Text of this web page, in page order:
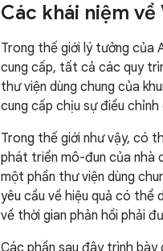
Các khái niệm về
Trong thế giới lý tưởng của
cung cấp, tất cả các quy
thư viện dùng chung của
cung cấp chịu sự điều
Trong thế giới như vậy, có
phát triển mô-đun của nhà
một phần thư viện dùng
yêu cầu về hiệu quả có thể
về thời gian phản hồi phải
Các phần sau đây trình